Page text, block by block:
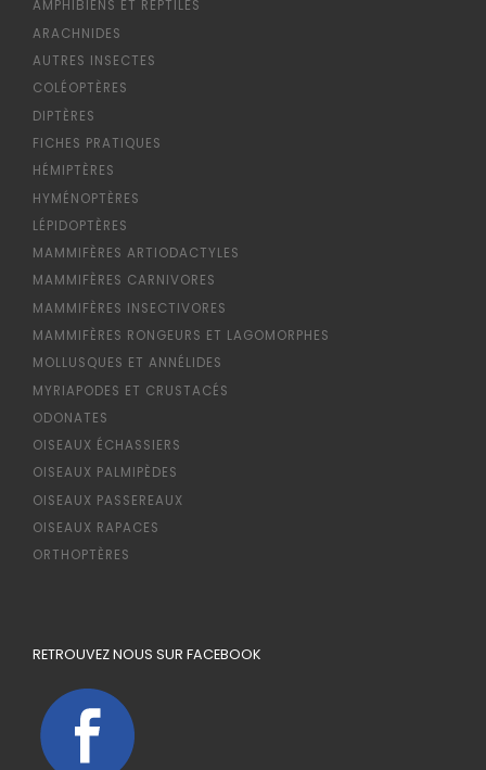
AMPHIBIENS ET REPTILES
ARACHNIDES
AUTRES INSECTES
COLÉOPTÈRES
DIPTÈRES
FICHES PRATIQUES
HÉMIPTÈRES
HYMÉNOPTÈRES
LÉPIDOPTÈRES
MAMMIFÈRES ARTIODACTYLES
MAMMIFÈRES CARNIVORES
MAMMIFÈRES INSECTIVORES
MAMMIFÈRES RONGEURS ET LAGOMORPHES
MOLLUSQUES ET ANNÉLIDES
MYRIAPODES ET CRUSTACÉS
ODONATES
OISEAUX ÉCHASSIERS
OISEAUX PALMIPÈDES
OISEAUX PASSEREAUX
OISEAUX RAPACES
ORTHOPTÈRES
RETROUVEZ NOUS SUR FACEBOOK